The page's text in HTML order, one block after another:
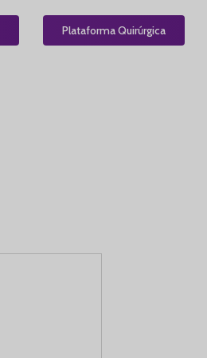
Plataforma Quirúrgica